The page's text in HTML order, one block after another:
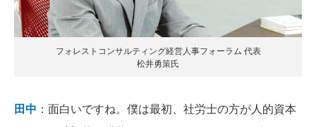
フォレストコンサルティング経営人事フォーラム 代表
松井勇策氏
田中 ：面白いですね。僕は最初、社労士の方が人的資本